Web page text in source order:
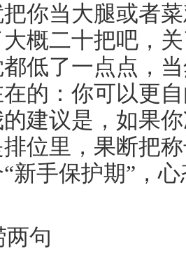
你当大腿或者
概二十把吧，
低了一点点，
的：你可以更
建议是，如果
位里，果断把
新手保护期”，
两句